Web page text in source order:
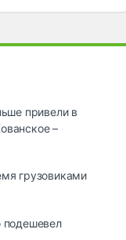
привели в
–
грузовиками
подешевел